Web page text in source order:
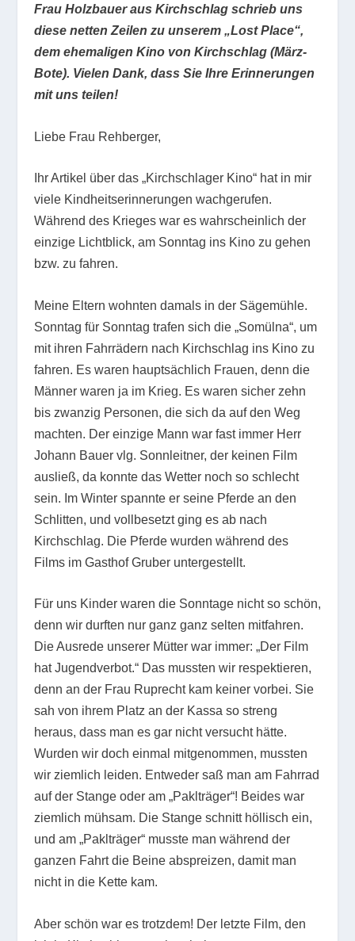
Frau Holzbauer aus Kirchschlag schrieb uns
diese netten Zeilen zu unserem „Lost Place“,
dem ehemaligen Kino von Kirchschlag (März-
Bote). Vielen Dank, dass Sie Ihre Erinnerungen
mit uns teilen!
Liebe Frau Rehberger,
Ihr Artikel über das „Kirchschlager Kino“ hat in mir
viele Kindheitserinnerungen wachgerufen.
Während des Krieges war es wahrscheinlich der
einzige Lichtblick, am Sonntag ins Kino zu gehen
bzw. zu fahren.
Meine Eltern wohnten damals in der Sägemühle.
Sonntag für Sonntag trafen sich die „Somülna“, um
mit ihren Fahrrädern nach Kirchschlag ins Kino zu
fahren. Es waren hauptsächlich Frauen, denn die
Männer waren ja im Krieg. Es waren sicher zehn
bis zwanzig Personen, die sich da auf den Weg
machten. Der einzige Mann war fast immer Herr
Johann Bauer vlg. Sonnleitner, der keinen Film
ausließ, da konnte das Wetter noch so schlecht
sein. Im Winter spannte er seine Pferde an den
Schlitten, und vollbesetzt ging es ab nach
Kirchschlag. Die Pferde wurden während des
Films im Gasthof Gruber untergestellt.
Für uns Kinder waren die Sonntage nicht so schön,
denn wir durften nur ganz ganz selten mitfahren.
Die Ausrede unserer Mütter war immer: „Der Film
hat Jugendverbot.“ Das mussten wir respektieren,
denn an der Frau Ruprecht kam keiner vorbei. Sie
sah von ihrem Platz an der Kassa so streng
heraus, dass man es gar nicht versucht hätte.
Wurden wir doch einmal mitgenommen, mussten
wir ziemlich leiden. Entweder saß man am Fahrrad
auf der Stange oder am „Paklträger“! Beides war
ziemlich mühsam. Die Stange schnitt höllisch ein,
und am „Paklträger“ musste man während der
ganzen Fahrt die Beine abspreizen, damit man
nicht in die Kette kam.
Aber schön war es trotzdem! Der letzte Film, den